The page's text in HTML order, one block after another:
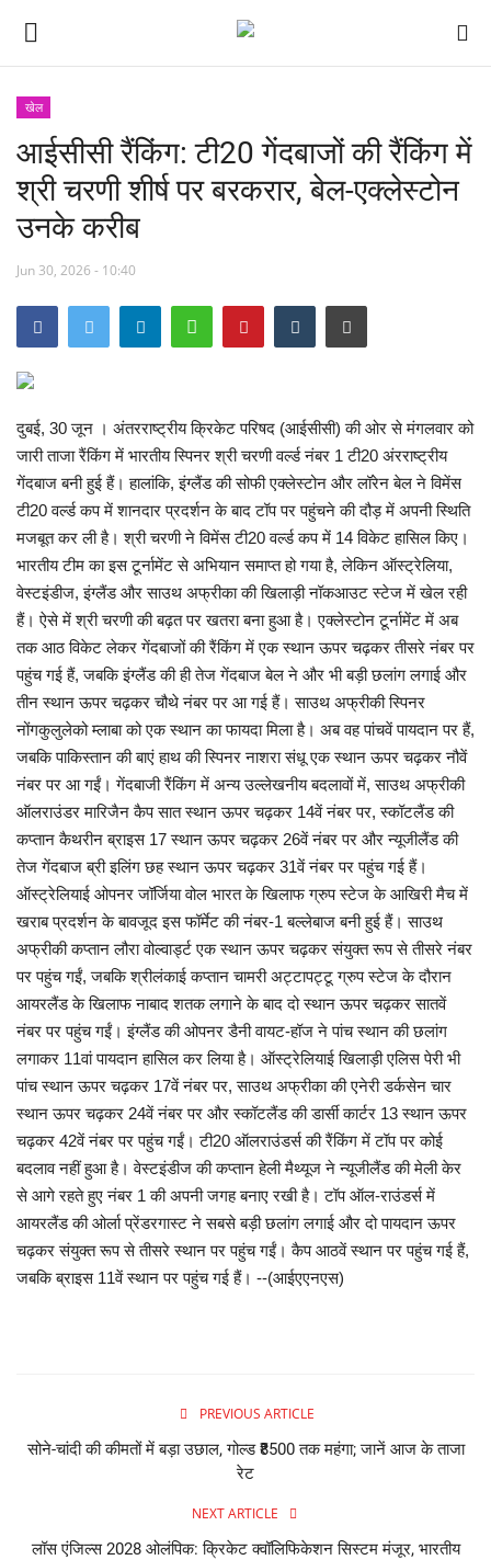
छत्तीसगढ़
मध्यप्रदेश
देश
अन्य देश
मनोरंजन
खेल
लाइफ स्टाइल
व्यापार
शिक्षा एवं रोजगार
धर्म एवं ज्योतिष
खेल
आईसीसी रैंकिंग: टी20 गेंदबाजों की रैंकिंग में
श्री चरणी शीर्ष पर बरकरार, बेल-एक्लेस्टोन
उनके करीब
Jun 30, 2026 - 10:40
दुबई, 30 जून । अंतरराष्ट्रीय क्रिकेट परिषद (आईसीसी) की ओर से मंगलवार को
जारी ताजा रैंकिंग में भारतीय स्पिनर श्री चरणी वर्ल्ड नंबर 1 टी20 अंरराष्ट्रीय
गेंदबाज बनी हुई हैं। हालांकि, इंग्लैंड की सोफी एक्लेस्टोन और लॉरेन बेल ने विमेंस
टी20 वर्ल्ड कप में शानदार प्रदर्शन के बाद टॉप पर पहुंचने की दौड़ में अपनी स्थिति
मजबूत कर ली है। श्री चरणी ने विमेंस टी20 वर्ल्ड कप में 14 विकेट हासिल किए।
भारतीय टीम का इस टूर्नामेंट से अभियान समाप्त हो गया है, लेकिन ऑस्ट्रेलिया,
वेस्टइंडीज, इंग्लैंड और साउथ अफ्रीका की खिलाड़ी नॉकआउट स्टेज में खेल रही
हैं। ऐसे में श्री चरणी की बढ़त पर खतरा बना हुआ है। एक्लेस्टोन टूर्नामेंट में अब
तक आठ विकेट लेकर गेंदबाजों की रैंकिंग में एक स्थान ऊपर चढ़कर तीसरे नंबर पर
पहुंच गई हैं, जबकि इंग्लैंड की ही तेज गेंदबाज बेल ने और भी बड़ी छलांग लगाई और
तीन स्थान ऊपर चढ़कर चौथे नंबर पर आ गई हैं। साउथ अफ्रीकी स्पिनर
नोंगकुलुलेको म्लाबा को एक स्थान का फायदा मिला है। अब वह पांचवें पायदान पर हैं,
जबकि पाकिस्तान की बाएं हाथ की स्पिनर नाशरा संधू एक स्थान ऊपर चढ़कर नौवें
नंबर पर आ गईं। गेंदबाजी रैंकिंग में अन्य उल्लेखनीय बदलावों में, साउथ अफ्रीकी
ऑलराउंडर मारिजैन कैप सात स्थान ऊपर चढ़कर 14वें नंबर पर, स्कॉटलैंड की
कप्तान कैथरीन ब्राइस 17 स्थान ऊपर चढ़कर 26वें नंबर पर और न्यूजीलैंड की
तेज गेंदबाज ब्री इलिंग छह स्थान ऊपर चढ़कर 31वें नंबर पर पहुंच गई हैं।
ऑस्ट्रेलियाई ओपनर जॉर्जिया वोल भारत के खिलाफ ग्रुप स्टेज के आखिरी मैच में
खराब प्रदर्शन के बावजूद इस फॉर्मेट की नंबर-1 बल्लेबाज बनी हुई हैं। साउथ
अफ्रीकी कप्तान लौरा वोल्वार्ड्ट एक स्थान ऊपर चढ़कर संयुक्त रूप से तीसरे नंबर
पर पहुंच गईं, जबकि श्रीलंकाई कप्तान चामरी अट्टापट्टू ग्रुप स्टेज के दौरान
आयरलैंड के खिलाफ नाबाद शतक लगाने के बाद दो स्थान ऊपर चढ़कर सातवें
नंबर पर पहुंच गईं। इंग्लैंड की ओपनर डैनी वायट-हॉज ने पांच स्थान की छलांग
लगाकर 11वां पायदान हासिल कर लिया है। ऑस्ट्रेलियाई खिलाड़ी एलिस पेरी भी
पांच स्थान ऊपर चढ़कर 17वें नंबर पर, साउथ अफ्रीका की एनेरी डर्कसेन चार
स्थान ऊपर चढ़कर 24वें नंबर पर और स्कॉटलैंड की डार्सी कार्टर 13 स्थान ऊपर
चढ़कर 42वें नंबर पर पहुंच गईं। टी20 ऑलराउंडर्स की रैंकिंग में टॉप पर कोई
बदलाव नहीं हुआ है। वेस्टइंडीज की कप्तान हेली मैथ्यूज ने न्यूजीलैंड की मेली केर
से आगे रहते हुए नंबर 1 की अपनी जगह बनाए रखी है। टॉप ऑल-राउंडर्स में
आयरलैंड की ओर्ला प्रेंडरगास्ट ने सबसे बड़ी छलांग लगाई और दो पायदान ऊपर
चढ़कर संयुक्त रूप से तीसरे स्थान पर पहुंच गईं। कैप आठवें स्थान पर पहुंच गई हैं,
जबकि ब्राइस 11वें स्थान पर पहुंच गई हैं। --(आईएएनएस)
PREVIOUS ARTICLE
सोने-चांदी की कीमतों में बड़ा उछाल, गोल्ड ₹8500 तक महंगा; जानें आज के ताजा
रेट
NEXT ARTICLE
लॉस एंजिल्स 2028 ओलंपिक: क्रिकेट क्वॉलिफिकेशन सिस्टम मंजूर, भारतीय